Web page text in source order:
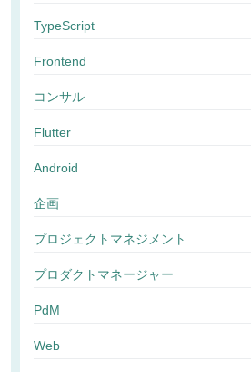
TypeScript
Frontend
コンサル
Flutter
Android
企画
プロジェクトマネジメント
プロダクトマネージャー
PdM
Web